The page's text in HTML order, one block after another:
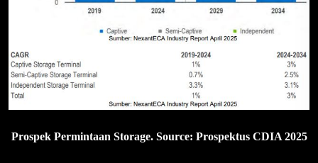
Prospek Permintaan Storage. Source: Prospektus CDIA 2025